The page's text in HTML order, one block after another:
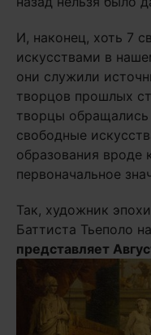
И, наконец, хоть 7
искусствами в
они служили
творцов прошлых
творцы обращались
свободные
образования вроде
первоначальное
Так, художник
Баттиста Тьеполо
представляет